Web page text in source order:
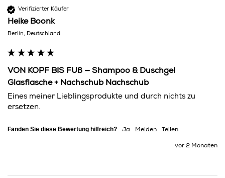
Verifizierter Käufer
Heike Boonk
Berlin, Deutschland
VON KOPF BIS FUß — Shampoo & Duschgel
Glasflasche + Nachschub Nachschub
Eines meiner Lieblingsprodukte und durch nichts zu
ersetzen.
Fanden Sie diese Bewertung hilfreich? Ja Melden Teilen
vor 2 Monaten